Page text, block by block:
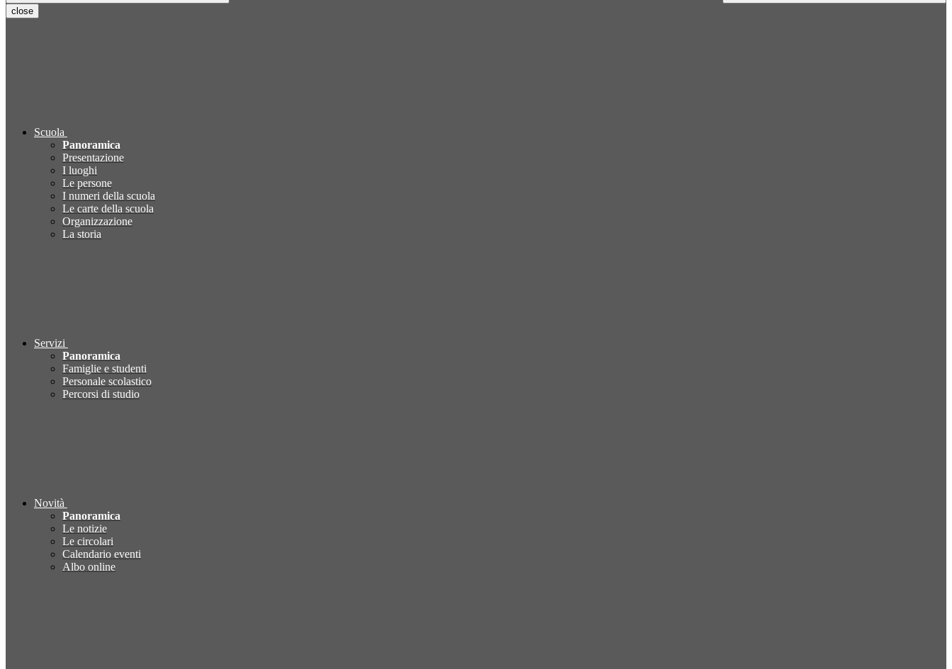
close
Scuola
Panoramica
Presentazione
I luoghi
Le persone
I numeri della scuola
Le carte della scuola
Organizzazione
La storia
Servizi
Panoramica
Famiglie e studenti
Personale scolastico
Percorsi di studio
Novità
Panoramica
Le notizie
Le circolari
Calendario eventi
Albo online